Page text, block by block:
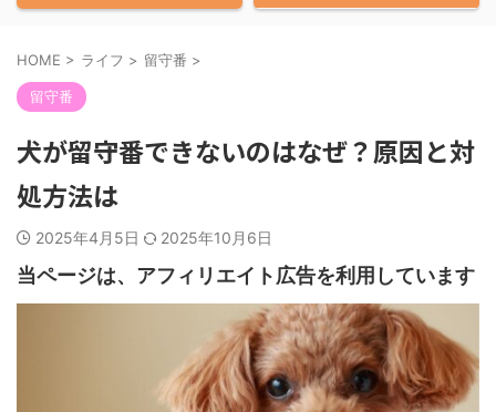
HOME > ライフ > 留守番 >
留守番
犬が留守番できないのはなぜ？原因と対
処方法は
2025年4月5日 2025年10月6日
当ページは、アフィリエイト広告を利用しています